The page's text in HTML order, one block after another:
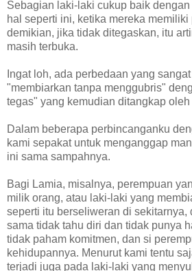
Sebagian laki-laki cukup baik
hal seperti ini, ketika mereka
demikian, jika tidak ditegaskan, itu
masih terbuka.
Ingat loh, ada perbedaan yang
"membiarkan tanpa menggubris"
tegas" yang kemudian ditangkap
Dalam beberapa perbincanganku
kami sepakat untuk menganggap
ini sama sampahnya.
Bagi Lamia, misalnya, perempuan
milik orang, atau laki-laki yang
seperti itu berseliweran di sekitarnya,
sama tidak tahu diri dan tidak punya
tidak paham komitmen, dan si
kehidupannya. Menurut kami tentu
terjadi juga pada laki-laki yang